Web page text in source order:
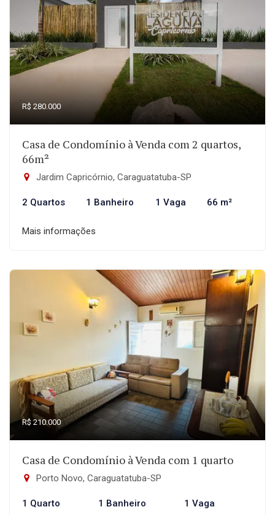
R$ 280.000
Casa de Condomínio à Venda com 2 quartos,
66m²
Jardim Capricórnio, Caraguatatuba-SP
2 Quartos 1 Banheiro 1 Vaga 66 m²
Mais informações
R$ 210.000
Casa de Condomínio à Venda com 1 quarto
Porto Novo, Caraguatatuba-SP
1 Quarto 1 Banheiro 1 Vaga